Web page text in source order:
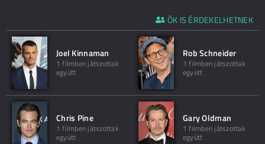
ŐK IS ÉRDEKELHETNEK
Joel Kinnaman
1 filmben játszottak
együtt
Rob Schneider
1 filmben játszottak
együtt
Chris Pine
1 filmben játszottak
együtt
Gary Oldman
1 filmben játszottak
együtt